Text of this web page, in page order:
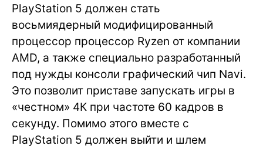
PlayStation 5 должен стать
восьмиядерный модифицированный
процессор процессор Ryzen от компании
AMD, а также специально разработанный
под нужды консоли графический чип Navi.
Это позволит приставе запускать игры в
«честном» 4К при частоте 60 кадров в
секунду. Помимо этого вместе с
PlayStation 5 должен выйти и шлем